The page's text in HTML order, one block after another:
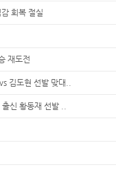
회복 절실
재도전
김도현 선발 맞대..
신 황동재 선발 ..